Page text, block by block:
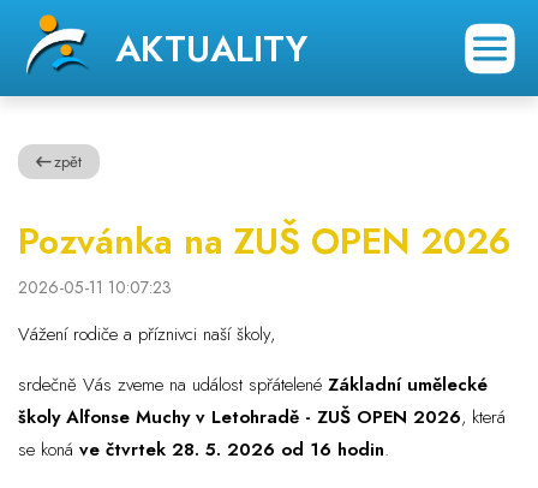
AKTUALITY
zpět
Pozvánka na ZUŠ OPEN 2026
2026-05-11 10:07:23
Vážení rodiče a příznivci naší školy,
srdečně Vás zveme na událost spřátelené Základní umělecké
školy Alfonse Muchy v Letohradě - ZUŠ OPEN 2026, která
se koná ve čtvrtek 28. 5. 2026 od 16 hodin.